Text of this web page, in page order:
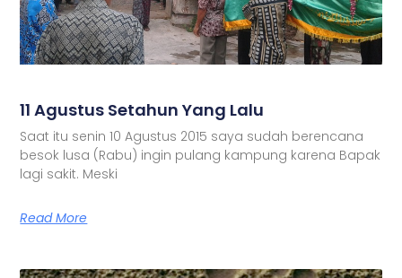
11 Agustus Setahun Yang Lalu
Saat itu senin 10 Agustus 2015 saya sudah berencana
besok lusa (Rabu) ingin pulang kampung karena Bapak
lagi sakit. Meski
Read More